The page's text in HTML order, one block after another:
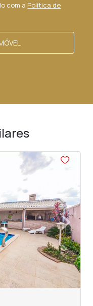
com a Política de
›
Next